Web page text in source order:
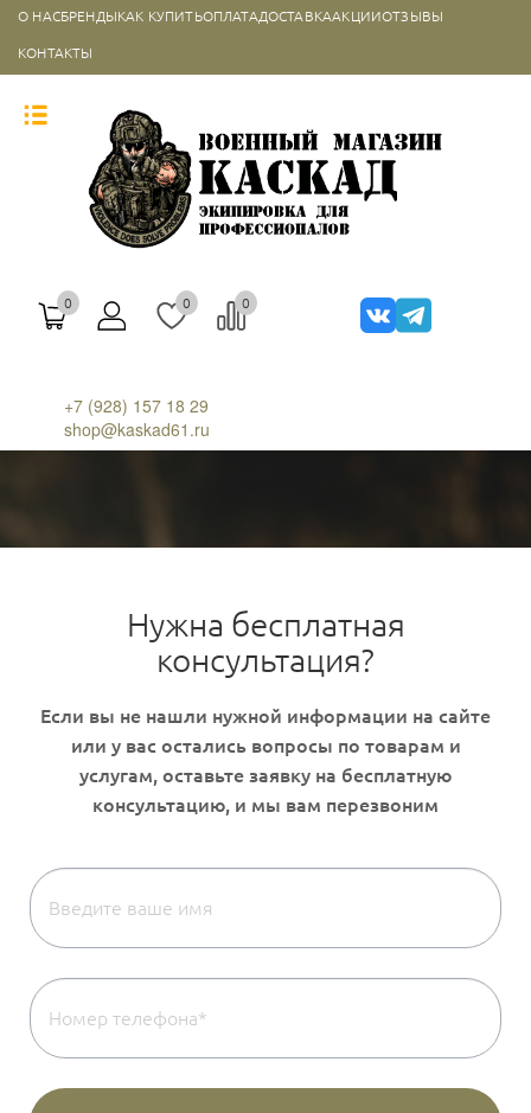
О НАСБРЕНДЫКАК КУПИТЬОПЛАТАДОСТАВКААКЦИИОТЗЫВЫ
КОНТАКТЫ
0 0 0
+7 (928) 157 18 29
shop@kaskad61.ru
Нужна бесплатная
консультация?